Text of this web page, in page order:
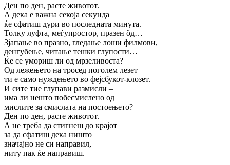
Ден по ден, расте животот.
А дека е важна секоја секунда
ќе сфатиш дури во последната минута.
Толку луфта, меѓупростор, празен ôд…
Зјапање во празно, гледање лоши филмови,
денгубење, читање тешки глупости…
Ќе се умориш ли од мрзеливоста?
Од лежењето на тросед поголем лезет
ти е само нуждењето во фејсбукот-клозет.
И сите тие глупави размисли –
има ли нешто побесмислено од
мислите за смислата на постоењето?
Ден по ден, расте животот.
А не треба да стигнеш до крајот
за да сфатиш дека ништо
значајно не си направил,
ниту пак ќе направиш.